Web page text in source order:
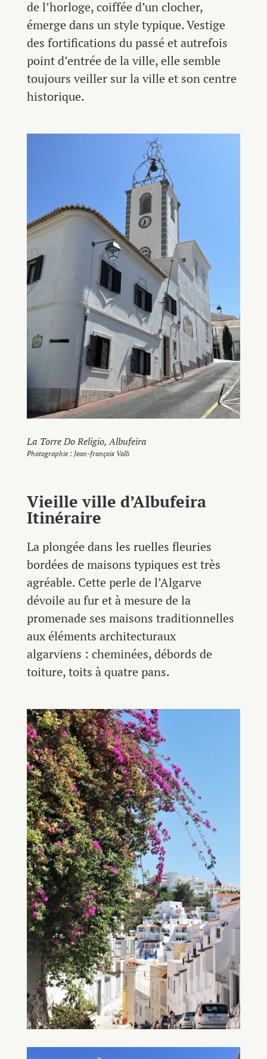
de l’horloge, coiffée d’un clocher,
émerge dans un style typique. Vestige
des fortifications du passé et autrefois
point d’entrée de la ville, elle semble
toujours veiller sur la ville et son centre
historique.
La Torre Do Religio, Albufeira
Photographie : Jean-françois Valli
Vieille ville d’Albufeira
Itinéraire
La plongée dans les ruelles fleuries
bordées de maisons typiques est très
agréable. Cette perle de l’Algarve
dévoile au fur et à mesure de la
promenade ses maisons traditionnelles
aux éléments architecturaux
algarviens : cheminées, débords de
toiture, toits à quatre pans.